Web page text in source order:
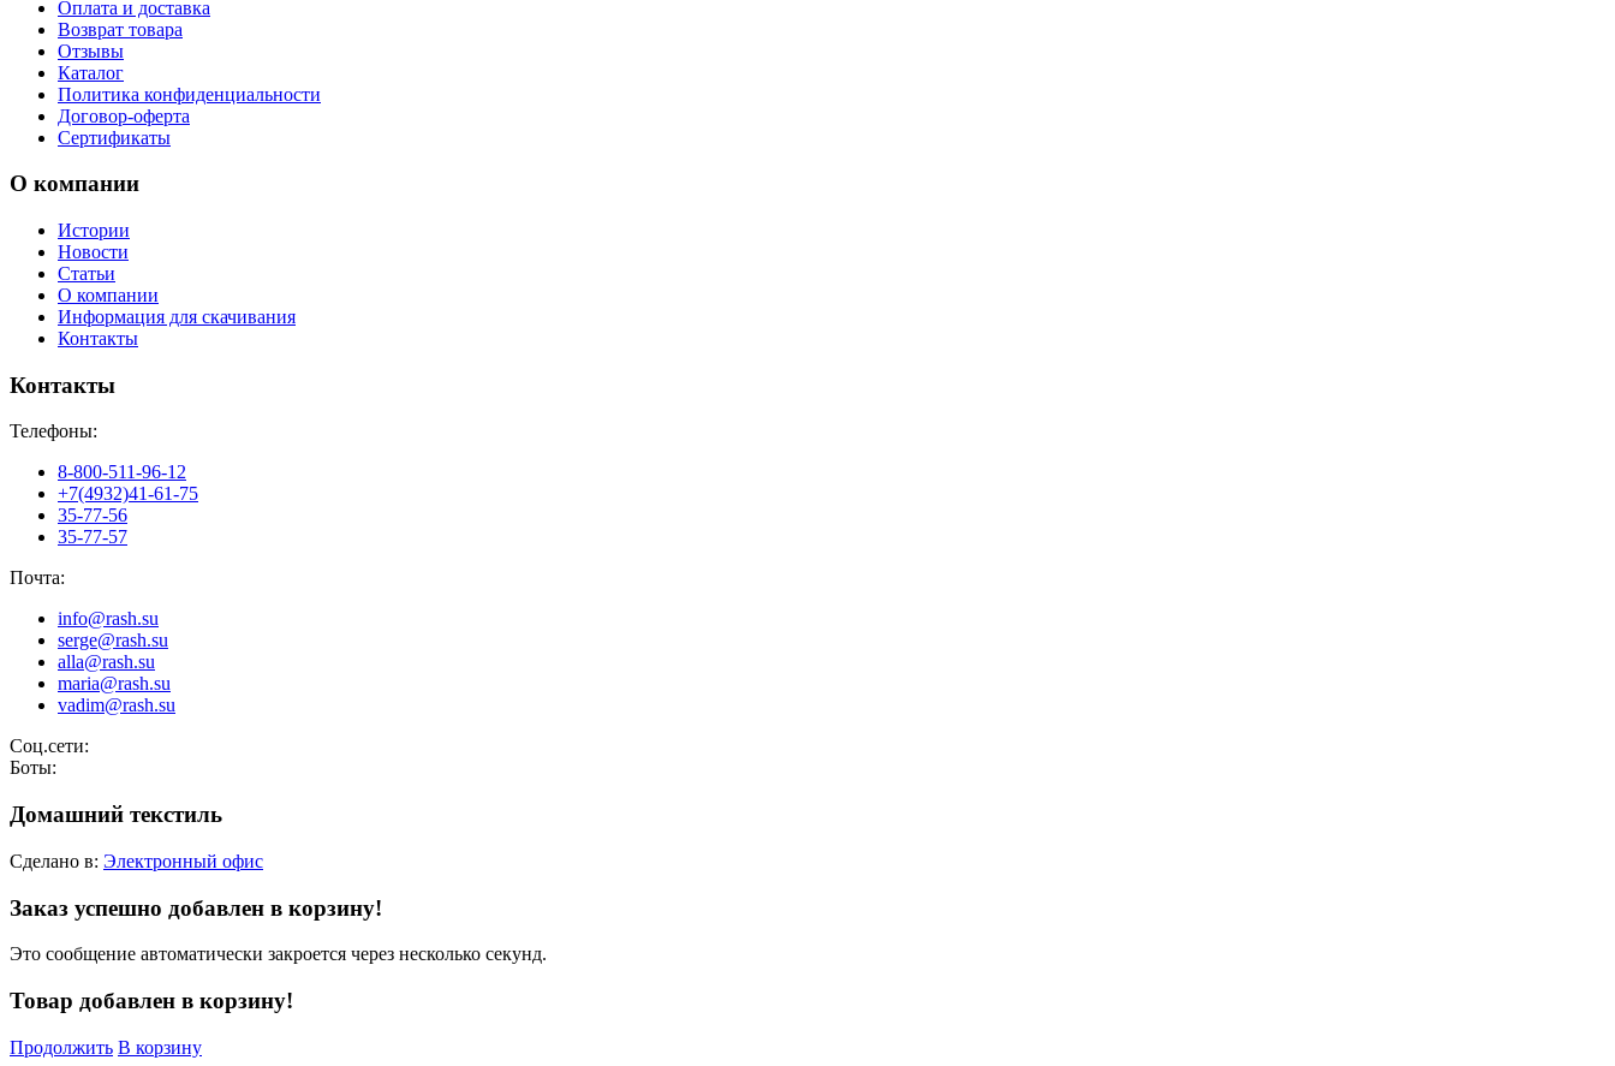
Оплата и доставка
Возврат товара
Отзывы
Каталог
Политика конфиденциальности
Договор-оферта
Сертификаты
О компании
Истории
Новости
Статьи
О компании
Информация для скачивания
Контакты
Контакты
Телефоны:
8-800-511-96-12
+7(4932)41-61-75
35-77-56
35-77-57
Почта:
info@rash.su
serge@rash.su
alla@rash.su
maria@rash.su
vadim@rash.su
Соц.сети:
Боты:
Домашний текстиль
Сделано в: Электронный офис
Заказ успешно добавлен в корзину!
Это сообщение автоматически закроется через несколько секунд.
Товар добавлен в корзину!
Продолжить В корзину